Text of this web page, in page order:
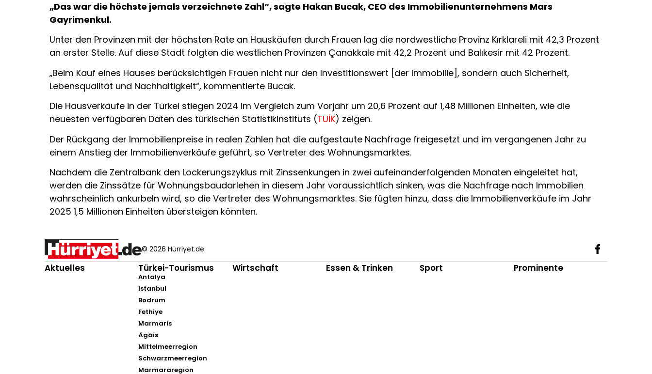
„Das war die höchste jemals verzeichnete Zahl“, sagte Hakan Bucak, CEO des Immobilienunternehmens Mars
Gayrimenkul.
Unter den Provinzen mit der höchsten Rate an Hauskäufen durch Frauen lag die nordwestliche Provinz Kırklareli mit 42,3 Prozent
an erster Stelle. Auf diese Stadt folgten die westlichen Provinzen Çanakkale mit 42,2 Prozent und Balıkesir mit 42 Prozent.
„Beim Kauf eines Hauses berücksichtigen Frauen nicht nur den Investitionswert [der Immobilie], sondern auch Sicherheit,
Lebensqualität und Nachhaltigkeit“, kommentierte Bucak.
Die Hausverkäufe in der Türkei stiegen 2024 im Vergleich zum Vorjahr um 20,6 Prozent auf 1,48 Millionen Einheiten, wie die
neuesten verfügbaren Daten des türkischen Statistikinstituts (TÜİK) zeigen.
Der Rückgang der Immobilienpreise in realen Zahlen hat die aufgestaute Nachfrage freigesetzt und im vergangenen Jahr zu
einem Anstieg der Immobilienverkäufe geführt, so Vertreter des Wohnungsmarktes.
Nachdem die Zentralbank den Lockerungszyklus mit Zinssenkungen in zwei aufeinanderfolgenden Monaten eingeleitet hat,
werden die Zinssätze für Wohnungsbaudarlehen in diesem Jahr voraussichtlich sinken, was die Nachfrage nach Immobilien
wahrscheinlich ankurbeln wird, so die Vertreter des Wohnungsmarktes. Sie fügten hinzu, dass die Immobilienverkäufe im Jahr
2025 1,5 Millionen Einheiten übersteigen könnten.
© 2026 Hürriyet.de
Aktuelles Türkei-Tourismus
Antalya
Istanbul
Bodrum
Fethiye
Marmaris
Ägäis
Mittelmeerregion
Schwarzmeerregion
Marmararegion
Wirtschaft Essen & Trinken Sport Prominente